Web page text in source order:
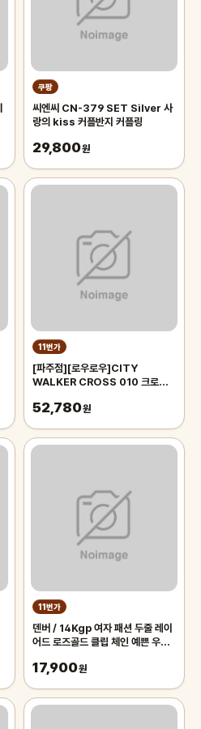
쿠팡
씨엔씨 CN-379 SET Silver 사
랑의 kiss 커플반지 커플링
29,800원
11번가
[파주점][로우로우]CITY
WALKER CROSS 010 크로스
52,780원
11번가
덴버 / 14Kgp 여자 패션 두줄 레이
어드 로즈골드 클립 체인 예쁜 우정
17,900원